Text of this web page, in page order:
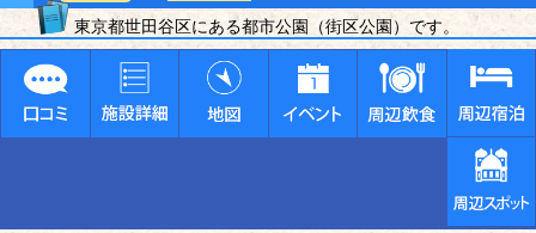
東京都世田谷区にある都市公園（街区公園）です。